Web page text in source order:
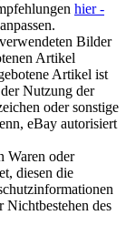
hier-
Bilder
Artikel
Artikel ist
Nutzung der
oder sonstige
eBay autorisiert
Waren oder
diesen die
Nichtbestehen des